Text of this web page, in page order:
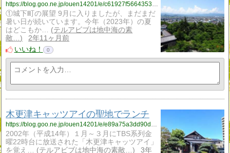
https://blog.goo.ne.jp/ouen14201/e/c61927f56643535edb1585a4a1f441d0?fm=rss
①城下町の展望 9月に入りましたが、まだまだ
暑い日が続いています。今年（2023年）の夏
はどこもか…
テルアビブは地中海の素
敵…
2年11ヶ月前
いいね！
0
木更津キャッツアイの聖地でランチ
https://blog.goo.ne.jp/ouen14201/e/e89a75a3dd90d68bc6358540f506ca09?fm=rss
2002年（平成14年）１月～３月にTBS系列金
曜22時台に放送された「木更津キャッツアイ」
を覚え…
テルアビブは地中海の素敵… 3年